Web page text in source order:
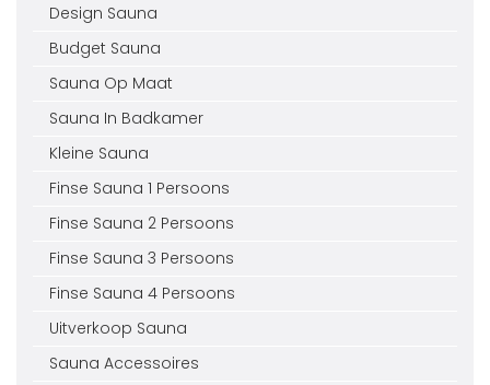
Design Sauna
Budget Sauna
Sauna Op Maat
Sauna In Badkamer
Kleine Sauna
Finse Sauna 1 Persoons
Finse Sauna 2 Persoons
Finse Sauna 3 Persoons
Finse Sauna 4 Persoons
Uitverkoop Sauna
Sauna Accessoires